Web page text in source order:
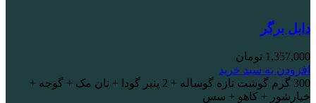
دابل برگر
1,357,000 تومان
افزودن به سبد خرید
300 گرم گوشت تازه گوساله + 2 پنیر گودا + نان مک + گوجه +
خیارشور + کاهو + سس